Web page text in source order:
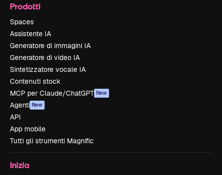
Prodotti
Spaces
Assistente IA
Generatore di immagini IA
Generatore di video IA
Sintetizzatore vocale IA
Contenuti stock
MCP per Claude/ChatGPT New
Agenti New
API
App mobile
Tutti gli strumenti Magnific
Inizia